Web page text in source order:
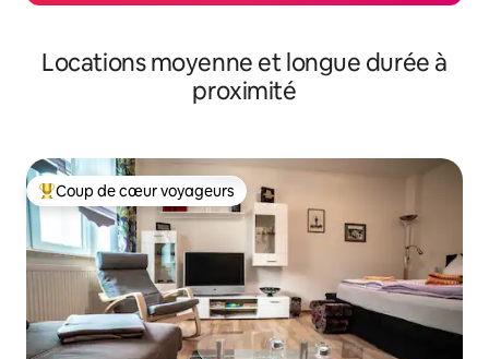
Locations moyenne et longue durée à
proximité
Coups de cœur voyageurs les plus appréciés
Coup de cœur voyageurs